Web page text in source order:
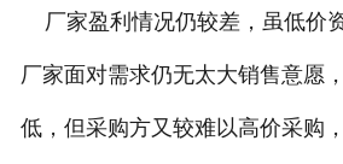
厂家盈利情况仍较差，虽低价
厂家面对需求仍无太大销售意愿
低，但采购方又较难以高价采购